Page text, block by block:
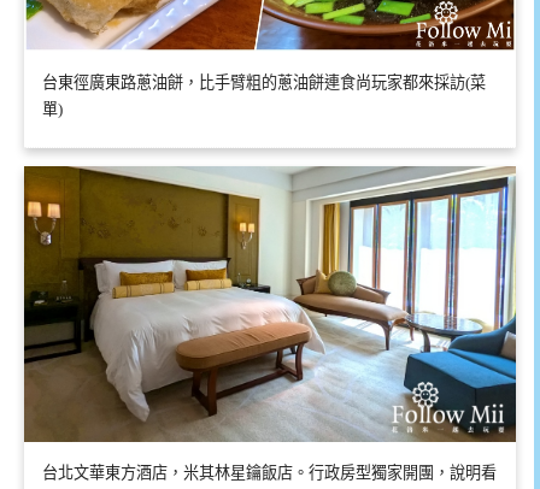
台東徑廣東路蔥油餅，比手臂粗的蔥油餅連食尚玩家都來採訪(菜
單)
台北文華東方酒店，米其林星鑰飯店。行政房型獨家開團，說明看